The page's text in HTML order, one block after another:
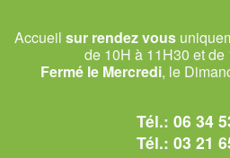
Accueilsur rendez vous
de 10H à 11H30 et de
Fermé le Mercredi, le
Tél.:06 34
Tél.:03 21